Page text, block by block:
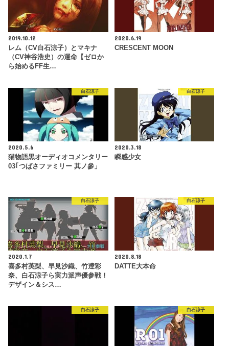
2019.10.12
レム（CV白石涼子）とマキナ
（CV神谷浩史）の運命【ゼロか
ら始めるFF生…
2020.6.19
CRESCENT MOON
白石涼子
2020.5.6
猫物語黒オーディオコメンタリー
03｢つばさファミリー 其ノ參」
白石涼子
2020.3.18
瞬感少女
白石涼子
2020.1.7
喜多村英梨、早見沙織、竹逹彩
奈、白石涼子ら実力派声優参戦！
デザイン＆シス…
白石涼子
2020.8.18
DATTE大本命
白石涼子 白石涼子